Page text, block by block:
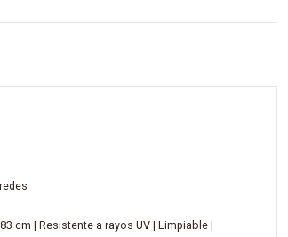
cm | Resistente a rayos UV | Limpiable |